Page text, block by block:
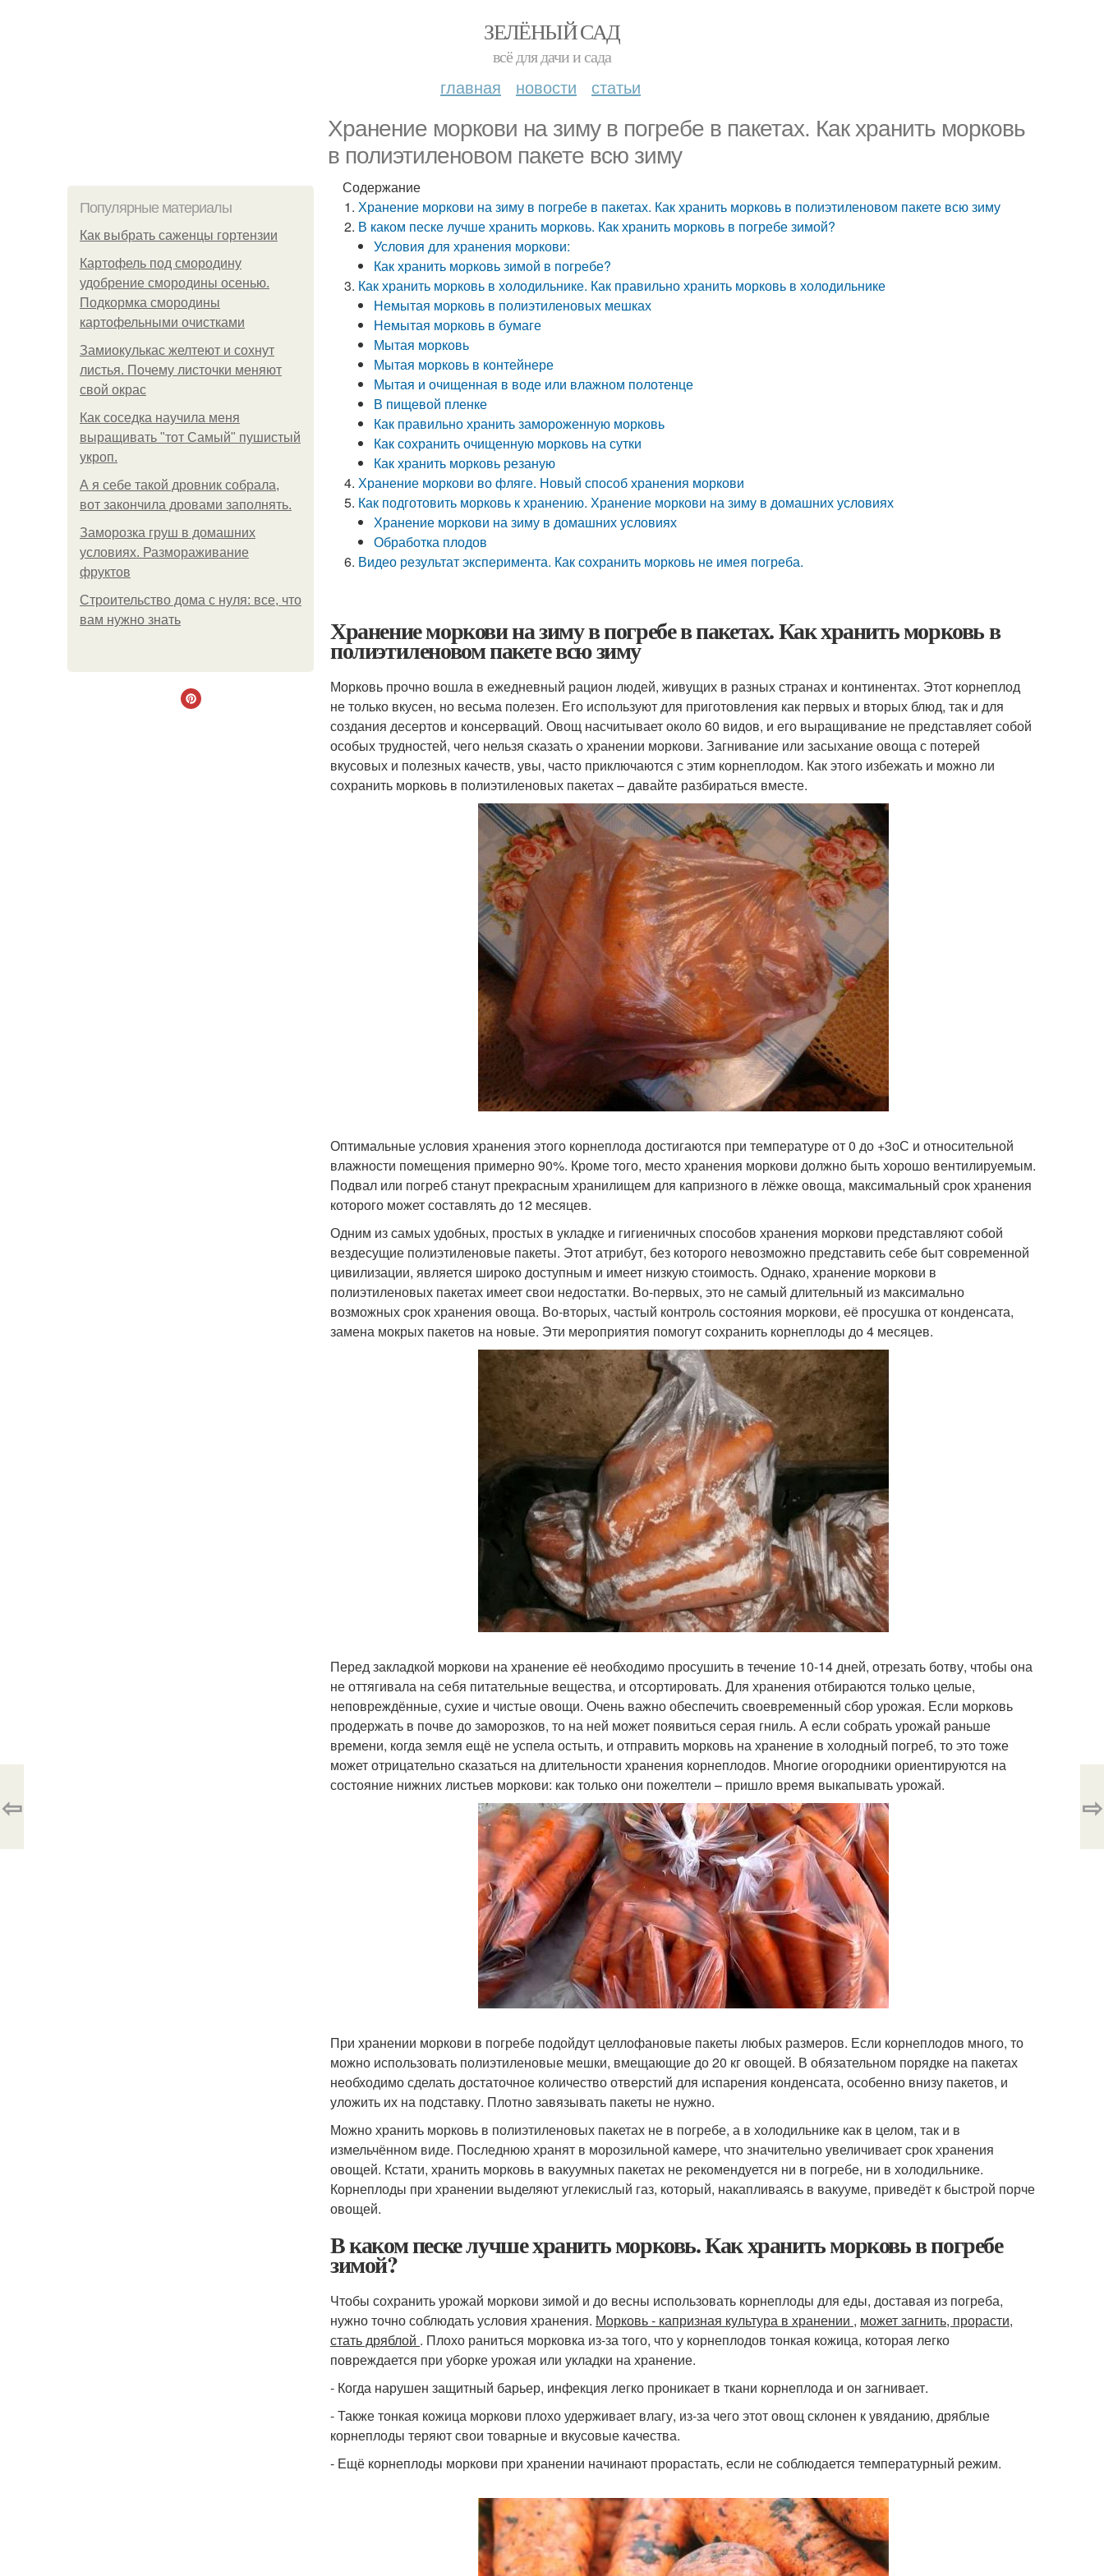
ЗЕЛЁНЫЙ САД
всё для дачи и сада
главная новости статьи
Хранение моркови на зиму в погребе в пакетах. Как хранить морковь
в полиэтиленовом пакете всю зиму
Популярные материалы
Как выбрать саженцы гортензии
Картофель под смородину
удобрение смородины осенью.
Подкормка смородины
картофельными очистками
Замиокулькас желтеют и сохнут
листья. Почему листочки меняют
свой окрас
Как соседка научила меня
выращивать "тот Самый" пушистый
укроп.
А я себе такой дровник собрала,
вот закончила дровами заполнять.
Заморозка груш в домашних
условиях. Размораживание
фруктов
Строительство дома с нуля: все, что
вам нужно знать
Содержание
Хранение моркови на зиму в погребе в пакетах. Как хранить морковь в полиэтиленовом пакете всю зиму
В каком песке лучше хранить морковь. Как хранить морковь в погребе зимой?
Условия для хранения моркови:
Как хранить морковь зимой в погребе?
Как хранить морковь в холодильнике. Как правильно хранить морковь в холодильнике
Немытая морковь в полиэтиленовых мешках
Немытая морковь в бумаге
Мытая морковь
Мытая морковь в контейнере
Мытая и очищенная в воде или влажном полотенце
В пищевой пленке
Как правильно хранить замороженную морковь
Как сохранить очищенную морковь на сутки
Как хранить морковь резаную
Хранение моркови во фляге. Новый способ хранения моркови
Как подготовить морковь к хранению. Хранение моркови на зиму в домашних условиях
Хранение моркови на зиму в домашних условиях
Обработка плодов
Видео результат эксперимента. Как сохранить морковь не имея погреба.
Хранение моркови на зиму в погребе в пакетах. Как хранить морковь в
полиэтиленовом пакете всю зиму
Морковь прочно вошла в ежедневный рацион людей, живущих в разных странах и континентах. Этот корнеплод
не только вкусен, но весьма полезен. Его используют для приготовления как первых и вторых блюд, так и для
создания десертов и консерваций. Овощ насчитывает около 60 видов, и его выращивание не представляет собой
особых трудностей, чего нельзя сказать о хранении моркови. Загнивание или засыхание овоща с потерей
вкусовых и полезных качеств, увы, часто приключаются с этим корнеплодом. Как этого избежать и можно ли
сохранить морковь в полиэтиленовых пакетах – давайте разбираться вместе.
Оптимальные условия хранения этого корнеплода достигаются при температуре от 0 до +3оС и относительной
влажности помещения примерно 90%. Кроме того, место хранения моркови должно быть хорошо вентилируемым.
Подвал или погреб станут прекрасным хранилищем для капризного в лёжке овоща, максимальный срок хранения
которого может составлять до 12 месяцев.
Одним из самых удобных, простых в укладке и гигиеничных способов хранения моркови представляют собой
вездесущие полиэтиленовые пакеты. Этот атрибут, без которого невозможно представить себе быт современной
цивилизации, является широко доступным и имеет низкую стоимость. Однако, хранение моркови в
полиэтиленовых пакетах имеет свои недостатки. Во-первых, это не самый длительный из максимально
возможных срок хранения овоща. Во-вторых, частый контроль состояния моркови, её просушка от конденсата,
замена мокрых пакетов на новые. Эти мероприятия помогут сохранить корнеплоды до 4 месяцев.
Перед закладкой моркови на хранение её необходимо просушить в течение 10-14 дней, отрезать ботву, чтобы она
не оттягивала на себя питательные вещества, и отсортировать. Для хранения отбираются только целые,
неповреждённые, сухие и чистые овощи. Очень важно обеспечить своевременный сбор урожая. Если морковь
продержать в почве до заморозков, то на ней может появиться серая гниль. А если собрать урожай раньше
времени, когда земля ещё не успела остыть, и отправить морковь на хранение в холодный погреб, то это тоже
может отрицательно сказаться на длительности хранения корнеплодов. Многие огородники ориентируются на
состояние нижних листьев моркови: как только они пожелтели – пришло время выкапывать урожай.
При хранении моркови в погребе подойдут целлофановые пакеты любых размеров. Если корнеплодов много, то
можно использовать полиэтиленовые мешки, вмещающие до 20 кг овощей. В обязательном порядке на пакетах
необходимо сделать достаточное количество отверстий для испарения конденсата, особенно внизу пакетов, и
уложить их на подставку. Плотно завязывать пакеты не нужно.
Можно хранить морковь в полиэтиленовых пакетах не в погребе, а в холодильнике как в целом, так и в
измельчённом виде. Последнюю хранят в морозильной камере, что значительно увеличивает срок хранения
овощей. Кстати, хранить морковь в вакуумных пакетах не рекомендуется ни в погребе, ни в холодильнике.
Корнеплоды при хранении выделяют углекислый газ, который, накапливаясь в вакууме, приведёт к быстрой порче
овощей.
В каком песке лучше хранить морковь. Как хранить морковь в погребе
зимой?
Чтобы сохранить урожай моркови зимой и до весны использовать корнеплоды для еды, доставая из погреба,
нужно точно соблюдать условия хранения. Морковь - капризная культура в хранении , может загнить, прорасти,
стать дряблой . Плохо раниться морковка из-за того, что у корнеплодов тонкая кожица, которая легко
повреждается при уборке урожая или укладки на хранение.
- Когда нарушен защитный барьер, инфекция легко проникает в ткани корнеплода и он загнивает.
- Также тонкая кожица моркови плохо удерживает влагу, из-за чего этот овощ склонен к увяданию, дряблые
корнеплоды теряют свои товарные и вкусовые качества.
- Ещё корнеплоды моркови при хранении начинают прорастать, если не соблюдается температурный режим.
⇦ ⇨